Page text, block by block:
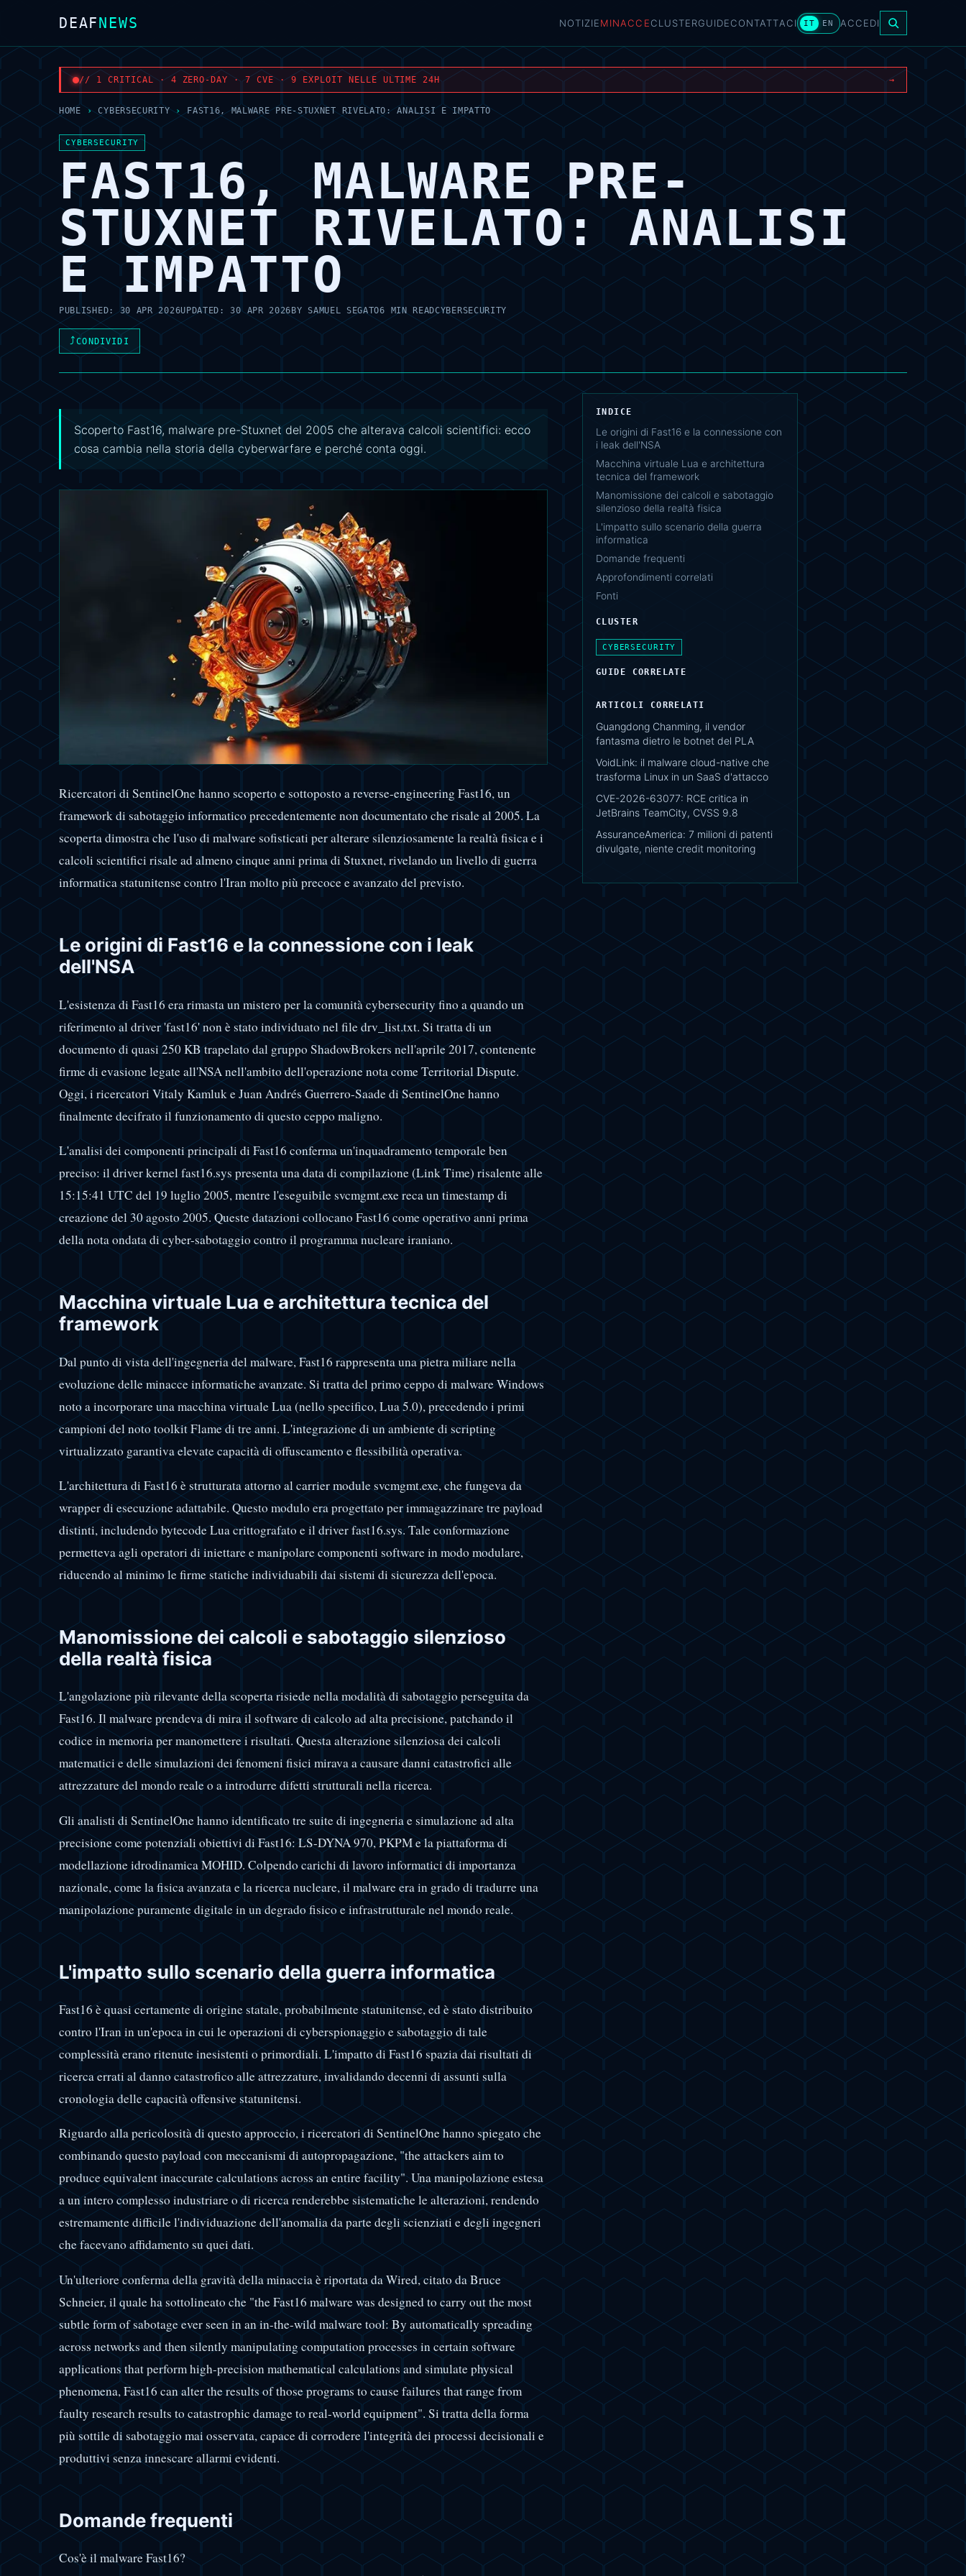
DEAFNEWS NOTIZIEMINACCECLUSTERGUIDECONTATTACI IT EN ACCEDI
// 1 CRITICAL · 4 ZERO-DAY · 7 CVE · 9 EXPLOIT NELLE ULTIME 24H →
HOME › CYBERSECURITY › FAST16, MALWARE PRE-STUXNET RIVELATO: ANALISI E IMPATTO
CYBERSECURITY
FAST16, MALWARE PRE-
STUXNET RIVELATO: ANALISI
E IMPATTO
PUBLISHED:30 APR 2026UPDATED:30 APR 2026 BY SAMUEL SEGATO6 MIN READCYBERSECURITY
⤴CONDIVIDI
Scoperto Fast16, malware pre-Stuxnet del 2005 che alterava calcoli scientifici: ecco
cosa cambia nella storia della cyberwarfare e perché conta oggi.
Ricercatori di SentinelOne hanno scoperto e sottoposto a reverse-engineering Fast16, un
framework di sabotaggio informatico precedentemente non documentato che risale al 2005. La
scoperta dimostra che l'uso di malware sofisticati per alterare silenziosamente la realtà fisica e i
calcoli scientifici risale ad almeno cinque anni prima di Stuxnet, rivelando un livello di guerra
informatica statunitense contro l'Iran molto più precoce e avanzato del previsto.
Le origini di Fast16 e la connessione con i leak
dell'NSA
L'esistenza di Fast16 era rimasta un mistero per la comunità cybersecurity fino a quando un
riferimento al driver 'fast16' non è stato individuato nel file drv_list.txt. Si tratta di un
documento di quasi 250 KB trapelato dal gruppo ShadowBrokers nell'aprile 2017, contenente
firme di evasione legate all'NSA nell'ambito dell'operazione nota come Territorial Dispute.
Oggi, i ricercatori Vitaly Kamluk e Juan Andrés Guerrero-Saade di SentinelOne hanno
finalmente decifrato il funzionamento di questo ceppo maligno.
L'analisi dei componenti principali di Fast16 conferma un'inquadramento temporale ben
preciso: il driver kernel fast16.sys presenta una data di compilazione (Link Time) risalente alle
15:15:41 UTC del 19 luglio 2005, mentre l'eseguibile svcmgmt.exe reca un timestamp di
creazione del 30 agosto 2005. Queste datazioni collocano Fast16 come operativo anni prima
della nota ondata di cyber-sabotaggio contro il programma nucleare iraniano.
Macchina virtuale Lua e architettura tecnica del
framework
Dal punto di vista dell'ingegneria del malware, Fast16 rappresenta una pietra miliare nella
evoluzione delle minacce informatiche avanzate. Si tratta del primo ceppo di malware Windows
noto a incorporare una macchina virtuale Lua (nello specifico, Lua 5.0), precedendo i primi
campioni del noto toolkit Flame di tre anni. L'integrazione di un ambiente di scripting
virtualizzato garantiva elevate capacità di offuscamento e flessibilità operativa.
L'architettura di Fast16 è strutturata attorno al carrier module svcmgmt.exe, che fungeva da
wrapper di esecuzione adattabile. Questo modulo era progettato per immagazzinare tre payload
distinti, includendo bytecode Lua crittografato e il driver fast16.sys. Tale conformazione
permetteva agli operatori di iniettare e manipolare componenti software in modo modulare,
riducendo al minimo le firme statiche individuabili dai sistemi di sicurezza dell'epoca.
Manomissione dei calcoli e sabotaggio silenzioso
della realtà fisica
L'angolazione più rilevante della scoperta risiede nella modalità di sabotaggio perseguita da
Fast16. Il malware prendeva di mira il software di calcolo ad alta precisione, patchando il
codice in memoria per manomettere i risultati. Questa alterazione silenziosa dei calcoli
matematici e delle simulazioni dei fenomeni fisici mirava a causare danni catastrofici alle
attrezzature del mondo reale o a introdurre difetti strutturali nella ricerca.
Gli analisti di SentinelOne hanno identificato tre suite di ingegneria e simulazione ad alta
precisione come potenziali obiettivi di Fast16: LS-DYNA 970, PKPM e la piattaforma di
modellazione idrodinamica MOHID. Colpendo carichi di lavoro informatici di importanza
nazionale, come la fisica avanzata e la ricerca nucleare, il malware era in grado di tradurre una
manipolazione puramente digitale in un degrado fisico e infrastrutturale nel mondo reale.
L'impatto sullo scenario della guerra informatica
Fast16 è quasi certamente di origine statale, probabilmente statunitense, ed è stato distribuito
contro l'Iran in un'epoca in cui le operazioni di cyberspionaggio e sabotaggio di tale
complessità erano ritenute inesistenti o primordiali. L'impatto di Fast16 spazia dai risultati di
ricerca errati al danno catastrofico alle attrezzature, invalidando decenni di assunti sulla
cronologia delle capacità offensive statunitensi.
Riguardo alla pericolosità di questo approccio, i ricercatori di SentinelOne hanno spiegato che
combinando questo payload con meccanismi di autopropagazione, "the attackers aim to
produce equivalent inaccurate calculations across an entire facility". Una manipolazione estesa
a un intero complesso industriare o di ricerca renderebbe sistematiche le alterazioni, rendendo
estremamente difficile l'individuazione dell'anomalia da parte degli scienziati e degli ingegneri
che facevano affidamento su quei dati.
Un'ulteriore conferma della gravità della minaccia è riportata da Wired, citato da Bruce
Schneier, il quale ha sottolineato che "the Fast16 malware was designed to carry out the most
subtle form of sabotage ever seen in an in-the-wild malware tool: By automatically spreading
across networks and then silently manipulating computation processes in certain software
applications that perform high-precision mathematical calculations and simulate physical
phenomena, Fast16 can alter the results of those programs to cause failures that range from
faulty research results to catastrophic damage to real-world equipment". Si tratta della forma
più sottile di sabotaggio mai osservata, capace di corrodere l'integrità dei processi decisionali e
produttivi senza innescare allarmi evidenti.
Domande frequenti
Cos'è il malware Fast16?
INDICE
Le origini di Fast16 e la connessione con
i leak dell'NSA
Macchina virtuale Lua e architettura
tecnica del framework
Manomissione dei calcoli e sabotaggio
silenzioso della realtà fisica
L'impatto sullo scenario della guerra
informatica
Domande frequenti
Approfondimenti correlati
Fonti
CLUSTER
CYBERSECURITY
GUIDE CORRELATE
ARTICOLI CORRELATI
Guangdong Chanming, il vendor
fantasma dietro le botnet del PLA
VoidLink: il malware cloud-native che
trasforma Linux in un SaaS d'attacco
CVE-2026-63077: RCE critica in
JetBrains TeamCity, CVSS 9.8
AssuranceAmerica: 7 milioni di patenti
divulgate, niente credit monitoring